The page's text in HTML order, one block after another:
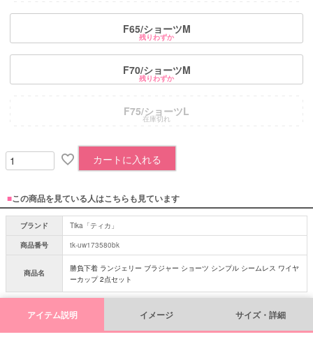
F65/ショーツM
残りわずか
F70/ショーツM
残りわずか
F75/ショーツL
在庫切れ
カートに入れる
■この商品を見ている人はこちらも見ています
ブランド
Tika「ティカ」
商品番号
tk-uw173580bk
商品名
勝負下着 ランジェリー ブラジャー ショーツ シンプル シームレス ワイヤ
ーカップ 2点セット
アイテム説明 イメージ サイズ・詳細